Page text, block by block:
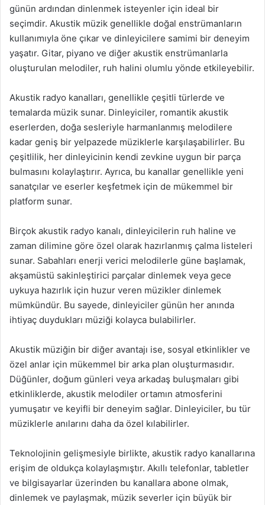
günün ardından dinlenmek isteyenler için ideal bir
seçimdir. Akustik müzik genellikle doğal enstrümanların
kullanımıyla öne çıkar ve dinleyicilere samimi bir deneyim
yaşatır. Gitar, piyano ve diğer akustik enstrümanlarla
oluşturulan melodiler, ruh halini olumlu yönde etkileyebilir.
Akustik radyo kanalları, genellikle çeşitli türlerde ve
temalarda müzik sunar. Dinleyiciler, romantik akustik
eserlerden, doğa sesleriyle harmanlanmış melodilere
kadar geniş bir yelpazede müziklerle karşılaşabilirler. Bu
çeşitlilik, her dinleyicinin kendi zevkine uygun bir parça
bulmasını kolaylaştırır. Ayrıca, bu kanallar genellikle yeni
sanatçılar ve eserler keşfetmek için de mükemmel bir
platform sunar.
Birçok akustik radyo kanalı, dinleyicilerin ruh haline ve
zaman dilimine göre özel olarak hazırlanmış çalma listeleri
sunar. Sabahları enerji verici melodilerle güne başlamak,
akşamüstü sakinleştirici parçalar dinlemek veya gece
uykuya hazırlık için huzur veren müzikler dinlemek
mümkündür. Bu sayede, dinleyiciler günün her anında
ihtiyaç duydukları müziği kolayca bulabilirler.
Akustik müziğin bir diğer avantajı ise, sosyal etkinlikler ve
özel anlar için mükemmel bir arka plan oluşturmasıdır.
Düğünler, doğum günleri veya arkadaş buluşmaları gibi
etkinliklerde, akustik melodiler ortamın atmosferini
yumuşatır ve keyifli bir deneyim sağlar. Dinleyiciler, bu tür
müziklerle anılarını daha da özel kılabilirler.
Teknolojinin gelişmesiyle birlikte, akustik radyo kanallarına
erişim de oldukça kolaylaşmıştır. Akıllı telefonlar, tabletler
ve bilgisayarlar üzerinden bu kanallara abone olmak,
dinlemek ve paylaşmak, müzik severler için büyük bir